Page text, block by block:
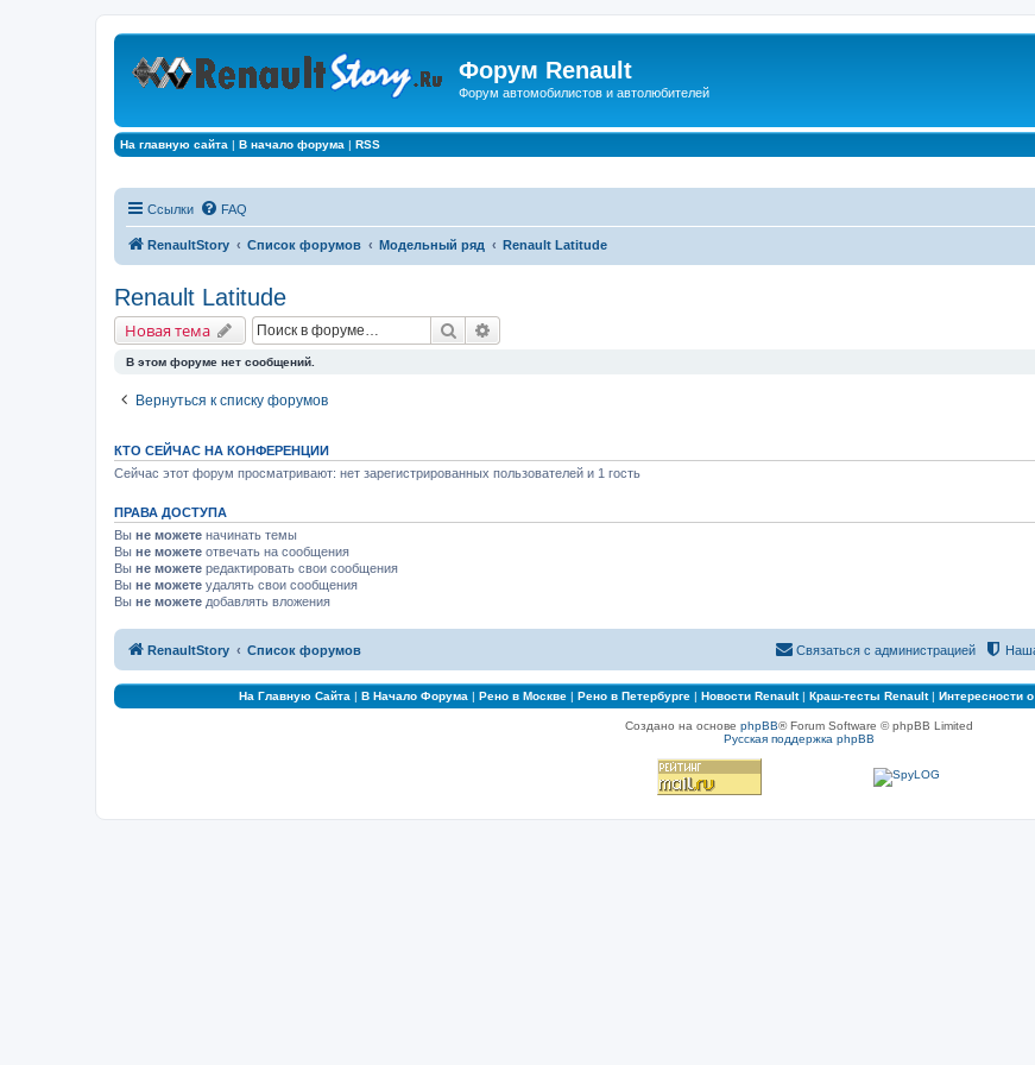
Форум Renault
Форум автомобилистов и автолюбителей
На главную сайта | В начало форума | RSS
Ссылки FAQ
RenaultStory Список форумов Модельный ряд Renault Latitude
Renault Latitude
Новая тема Поиск
В этом форуме нет сообщений.
Вернуться к списку форумов
КТО СЕЙЧАС НА КОНФЕРЕНЦИИ
Сейчас этот форум просматривают: нет зарегистрированных пользователей и 1 гость
ПРАВА ДОСТУПА
Вы не можете начинать темы
Вы не можете отвечать на сообщения
Вы не можете редактировать свои сообщения
Вы не можете удалять свои сообщения
Вы не можете добавлять вложения
RenaultStory Список форумов Связаться с администрацией
На Главную Сайта | В Начало Форума | Рено в Москве| Рено в Петербурге| Новости Renault| Краш-тесты Renault| Интересности
Создано на основе phpBB® Forum Software © phpBB Limited
Русская поддержка phpBB